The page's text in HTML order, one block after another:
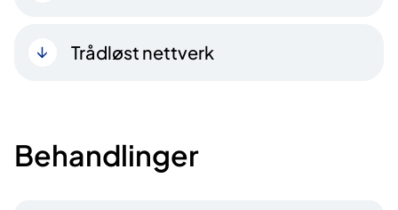
Trådløst nettverk
Behandlinger